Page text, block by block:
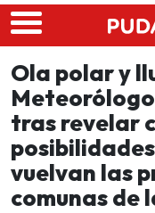
Skip to main content
Ola polar y
tras revelar
vuelvan las
comunas de